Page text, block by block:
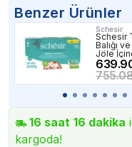
Benzer Ürünler
Schesir
Schesir
Balığı
Jöle
Yetişkin
Maması
16 saat 16 dakika
kargoda!